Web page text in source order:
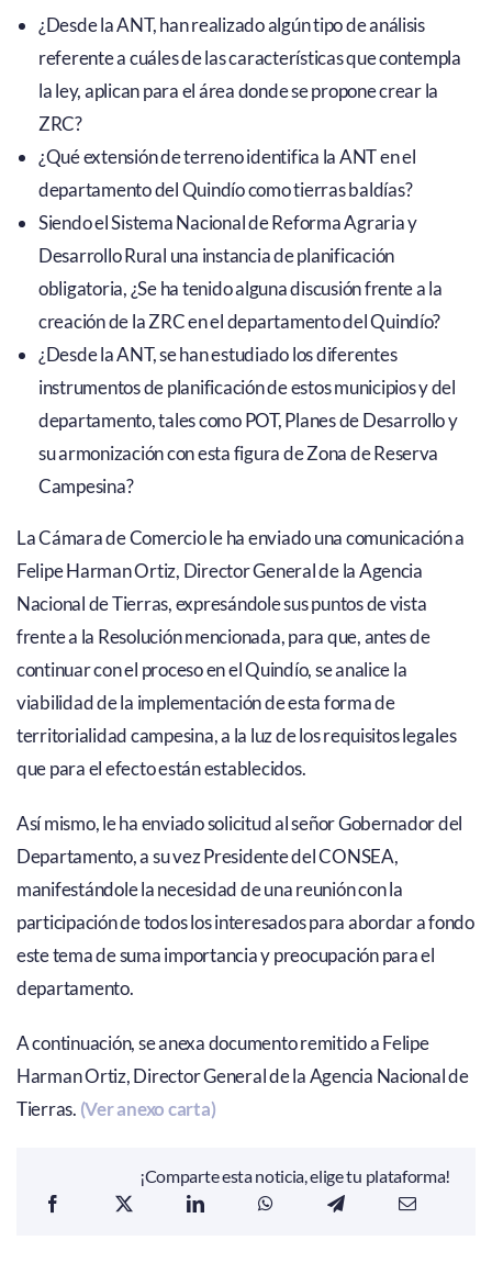
¿Desde la ANT, han realizado algún tipo de análisis
referente a cuáles de las características que contempla
la ley, aplican para el área donde se propone crear la
ZRC?
¿Qué extensión de terreno identifica la ANT en el
departamento del Quindío como tierras baldías?
Siendo el Sistema Nacional de Reforma Agraria y
Desarrollo Rural una instancia de planificación
obligatoria, ¿Se ha tenido alguna discusión frente a la
creación de la ZRC en el departamento del Quindío?
¿Desde la ANT, se han estudiado los diferentes
instrumentos de planificación de estos municipios y del
departamento, tales como POT, Planes de Desarrollo y
su armonización con esta figura de Zona de Reserva
Campesina?
La Cámara de Comercio le ha enviado una comunicación a
Felipe Harman Ortiz, Director General de la Agencia
Nacional de Tierras, expresándole sus puntos de vista
frente a la Resolución mencionada, para que, antes de
continuar con el proceso en el Quindío, se analice la
viabilidad de la implementación de esta forma de
territorialidad campesina, a la luz de los requisitos legales
que para el efecto están establecidos.
Así mismo, le ha enviado solicitud al señor Gobernador del
Departamento, a su vez Presidente del CONSEA,
manifestándole la necesidad de una reunión con la
participación de todos los interesados para abordar a fondo
este tema de suma importancia y preocupación para el
departamento.
A continuación, se anexa documento remitido a Felipe
Harman Ortiz, Director General de la Agencia Nacional de
Tierras. (Ver anexo carta)
¡Comparte esta noticia, elige tu plataforma!